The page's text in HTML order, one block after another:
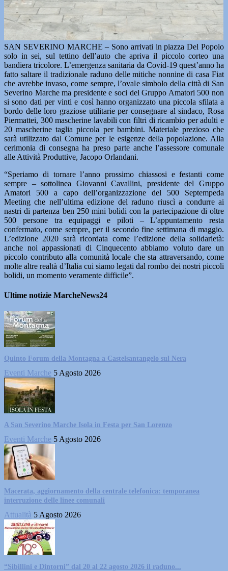
SAN SEVERINO MARCHE – Sono arrivati in piazza Del Popolo
solo in sei, sul tettino dell’auto che apriva il piccolo corteo una
bandiera tricolore. L’emergenza sanitaria da Covid-19 quest’anno ha
fatto saltare il tradizionale raduno delle mitiche nonnine di casa Fiat
che avrebbe invaso, come sempre, l’ovale simbolo della città di San
Severino Marche ma presidente e soci del Gruppo Amatori 500 non
si sono dati per vinti e così hanno organizzato una piccola sfilata a
bordo delle loro graziose utilitarie per consegnare al sindaco, Rosa
Piermattei, 300 mascherine lavabili con filtri di ricambio per adulti e
20 mascherine taglia piccola per bambini. Materiale prezioso che
sarà utilizzato dal Comune per le esigenze della popolazione. Alla
cerimonia di consegna ha preso parte anche l’assessore comunale
alle Attività Produttive, Jacopo Orlandani.
“Speriamo di tornare l’anno prossimo chiassosi e festanti come
sempre – sottolinea Giovanni Cavallini, presidente del Gruppo
Amatori 500 a capo dell’organizzazione del 500 Septempeda
Meeting che nell’ultima edizione del raduno riuscì a condurre ai
nastri di partenza ben 250 mini bolidi con la partecipazione di oltre
500 persone tra equipaggi e piloti – L’appuntamento resta
confermato, come sempre, per il secondo fine settimana di maggio.
L’edizione 2020 sarà ricordata come l’edizione della solidarietà:
anche noi appassionati di Cinquecento abbiamo voluto dare un
piccolo contributo alla comunità locale che sta attraversando, come
molte altre realtà d’Italia cui siamo legati dal rombo dei nostri piccoli
bolidi, un momento veramente difficile”.
Ultime notizie MarcheNews24
Quinto Forum della Montagna a Castelsantangelo sul Nera
Eventi Marche 5 Agosto 2026
A San Severino Marche Isola in Festa per San Lorenzo
Eventi Marche 5 Agosto 2026
Macerata, aggiornamento della centrale telefonica: temporanea
interruzione delle linee comunali
Attualità 5 Agosto 2026
“Sibillini e Dintorni” dal 20 al 22 agosto 2026 il raduno...